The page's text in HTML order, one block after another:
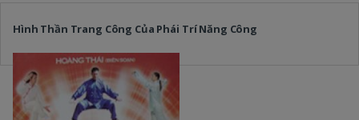
Hình Thần Trang Công Của Phái Trí Năng Công